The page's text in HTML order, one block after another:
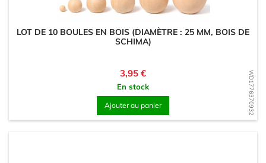
WD1776370932
LOT DE 10 BOULES EN BOIS (DIAMÈTRE : 25 MM, BOIS DE
SCHIMA)
Prix
3,95 €
En stock
Ajouter au panier